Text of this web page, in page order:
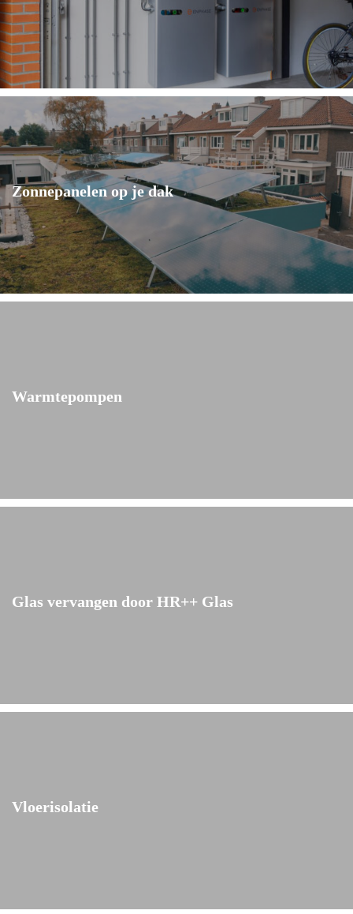
Zonnepanelen op je dak
Warmtepompen
Glas vervangen door HR++ Glas
Vloerisolatie